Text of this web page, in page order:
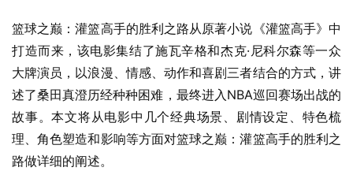
篮球之巅：灌篮高手的胜利之路从原著小说《灌篮高手》中
打造而来，该电影集结了施瓦辛格和杰克·尼科尔森等一众
大牌演员，以浪漫、情感、动作和喜剧三者结合的方式，讲
述了桑田真澄历经种种困难，最终进入NBA巡回赛场出战的
故事。本文将从电影中几个经典场景、剧情设定、特色梳
理、角色塑造和影响等方面对篮球之巅：灌篮高手的胜利之
路做详细的阐述。